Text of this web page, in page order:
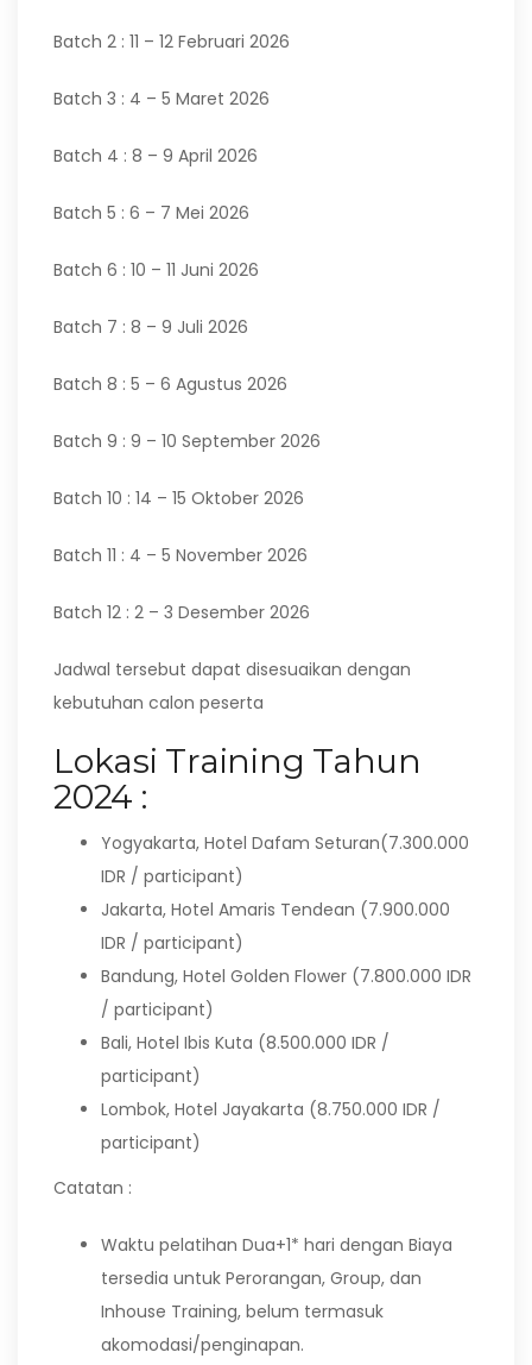
Batch 2 : 11 – 12 Februari 2026
Batch 3 : 4 – 5 Maret 2026
Batch 4 : 8 – 9 April 2026
Batch 5 : 6 – 7 Mei 2026
Batch 6 : 10 – 11 Juni 2026
Batch 7 : 8 – 9 Juli 2026
Batch 8 : 5 – 6 Agustus 2026
Batch 9 : 9 – 10 September 2026
Batch 10 : 14 – 15 Oktober 2026
Batch 11 : 4 – 5 November 2026
Batch 12 : 2 – 3 Desember 2026
Jadwal tersebut dapat disesuaikan dengan
kebutuhan calon peserta
Lokasi Training Tahun
2024 :
Yogyakarta, Hotel Dafam Seturan(7.300.000
IDR / participant)
Jakarta, Hotel Amaris Tendean (7.900.000
IDR / participant)
Bandung, Hotel Golden Flower (7.800.000 IDR
/ participant)
Bali, Hotel Ibis Kuta (8.500.000 IDR /
participant)
Lombok, Hotel Jayakarta (8.750.000 IDR /
participant)
Catatan :
Waktu pelatihan Dua+1* hari dengan Biaya
tersedia untuk Perorangan, Group, dan
Inhouse Training, belum termasuk
akomodasi/penginapan.